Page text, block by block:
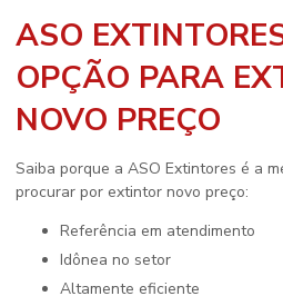
ASO
OPÇÃO PARA
NOVO PREÇO
Saiba porque a ASO Extintores é a
procurar por extintor novo preço:
referência em atendimento
idônea no setor
altamente eficiente